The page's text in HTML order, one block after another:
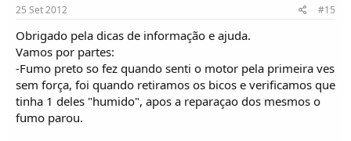
25 Set 2012 #15
Obrigado pela dicas de informação e ajuda.
Vamos por partes:
-Fumo preto so fez quando senti o motor pela primeira ves
sem força, foi quando retiramos os bicos e verificamos que
tinha 1 deles "humido", apos a reparaçao dos mesmos o
fumo parou.